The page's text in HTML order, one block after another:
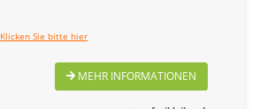
Klicken Sie bitte hier
MEHR INFORMATIONEN